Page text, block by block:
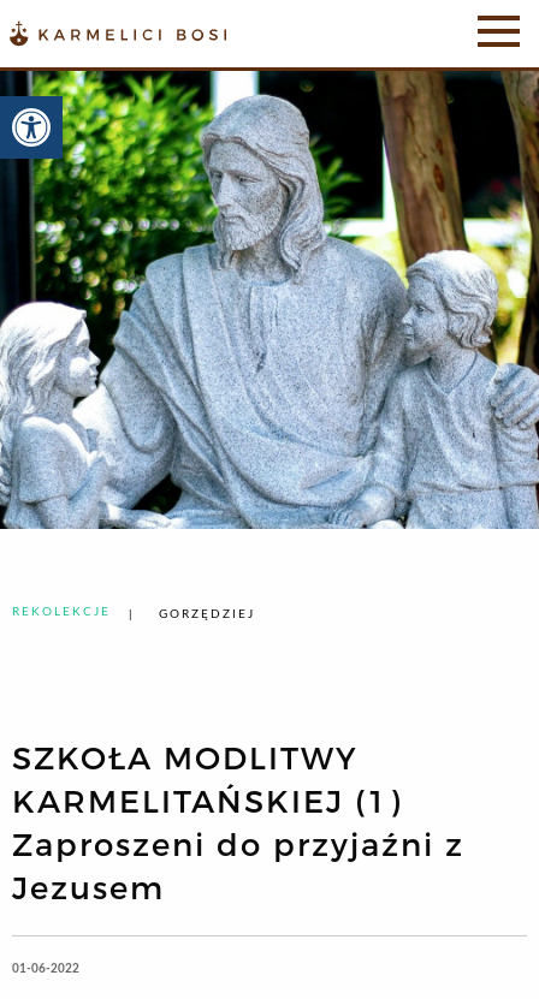
Otwórz pasek narzędzi
REKOLEKCJE GORZĘDZIEJ
SZKOŁA MODLITWY
KARMELITAŃSKIEJ (1)
Zaproszeni do przyjaźni z
Jezusem
01-06-2022